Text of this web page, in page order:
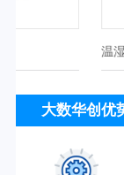
温
大数华创优